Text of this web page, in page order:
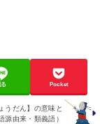
る Pocket
うだん】の意味と
源由来・類義語）